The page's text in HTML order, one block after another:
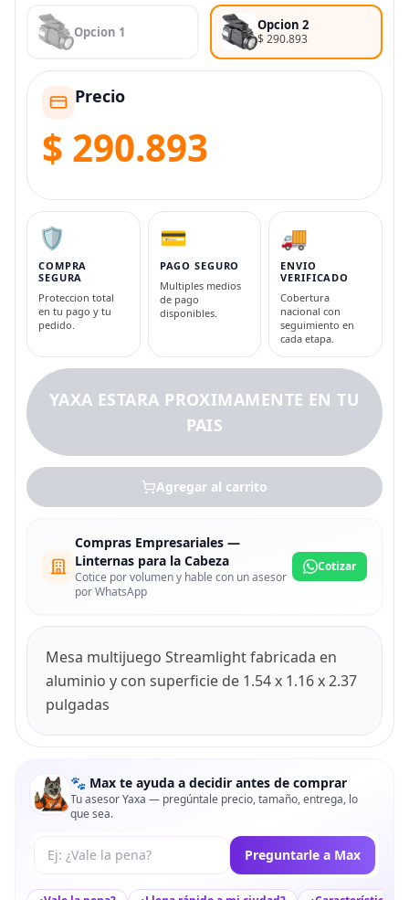
Opcion 1 Opcion 2
$ 290.893
Precio
$ 290.893
🛡️
COMPRA
SEGURA
Proteccion total
en tu pago y tu
pedido.
💳
PAGO SEGURO
Multiples medios
de pago
disponibles.
🚚
ENVIO
VERIFICADO
Cobertura
nacional con
seguimiento en
cada etapa.
YAXA ESTARA PROXIMAMENTE EN TU
PAIS
Agregar al carrito
Compras Empresariales —
Linternas para la Cabeza
Cotice por volumen y hable con un asesor
por WhatsApp
Cotizar
Mesa multijuego Streamlight fabricada en
aluminio y con superficie de 1.54 x 1.16 x 2.37
pulgadas
🐾 Max te ayuda a decidir antes de comprar
Tu asesor Yaxa — pregúntale precio, tamaño, entrega, lo
que sea.
Tu pregunta a Max Preguntarle a Max